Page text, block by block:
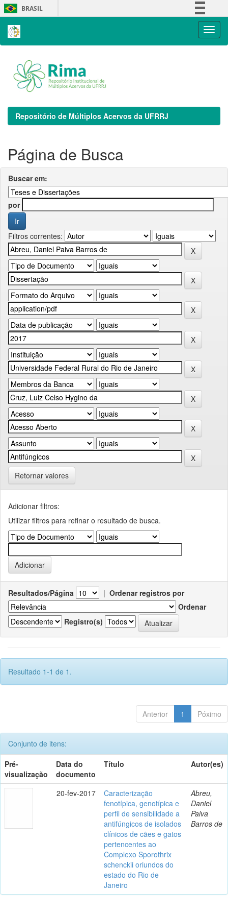
Skip
navigation
BRASIL
Repositório de Múltiplos Acervos da UFRRJ
Página de Busca
Buscar em:
por
Filtros correntes:
Retornar valores
Adicionar filtros:
Utilizar filtros para refinar o resultado de busca.
Resultados/Página | Ordenar registros por
Ordenar
Registro(s)
Resultado 1-1 de 1.
Anterior 1 Póximo
Conjunto de itens:
Pré-
visualização
Data do
documento
Título Autor(es)
20-fev-2017
Caracterização
fenotípica, genotípica e
perfil de sensibilidade a
antifúngicos de isolados
clínicos de cães e gatos
pertencentes ao
Complexo Sporothrix
schenckii oriundos do
estado do Rio de
Janeiro
Abreu,
Daniel
Paiva
Barros de